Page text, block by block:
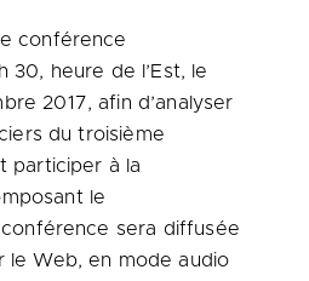
conférence
30, heure de l’Est, le
2017, afin d’analyser
du troisième
participer à la
le
conférence sera diffusée
le Web, en mode audio